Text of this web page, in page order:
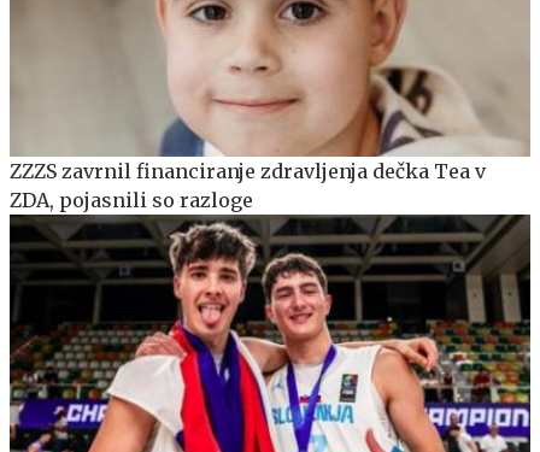
ZZZS zavrnil financiranje zdravljenja dečka Tea v
ZDA, pojasnili so razloge